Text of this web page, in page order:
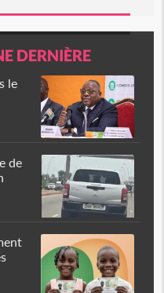
DERNIÈRE
le
de